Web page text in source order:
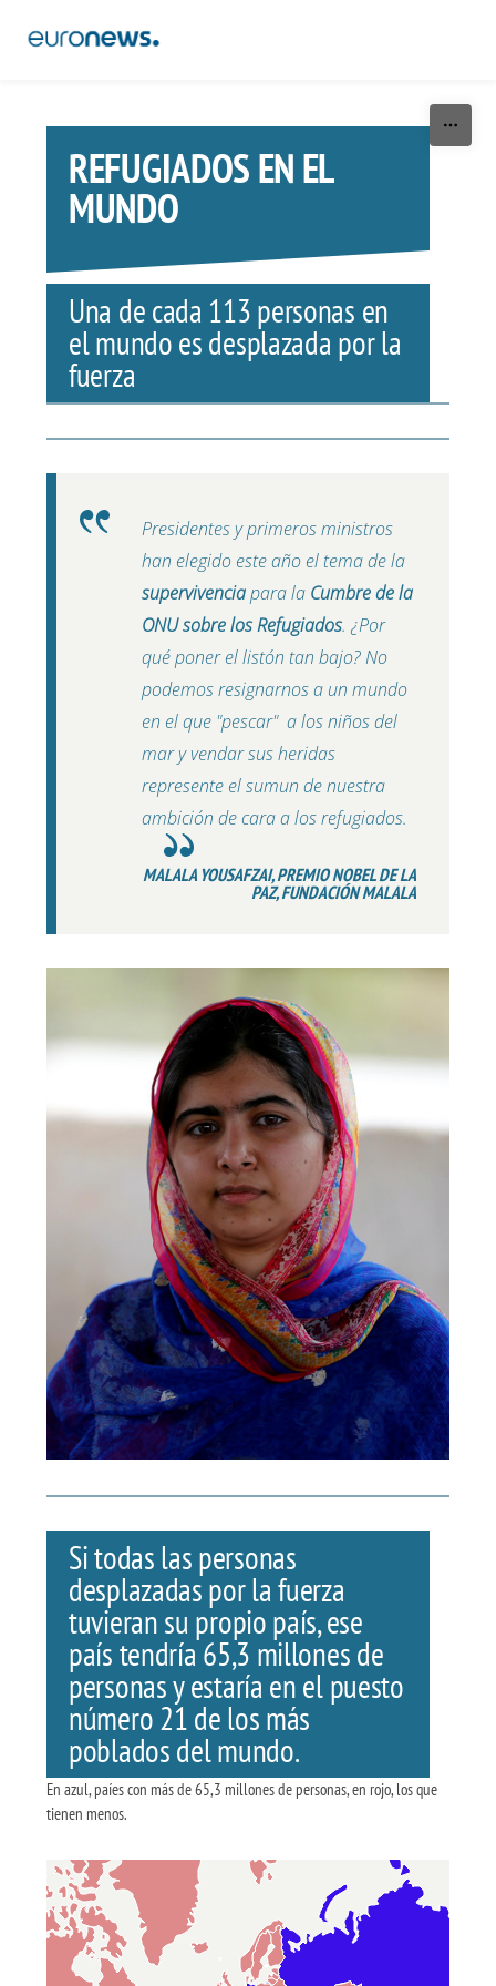
REFUGIADOS EN EL
MUNDO
Una de cada 113 personas en
el mundo esdesplazada por la
fuerza
Presidentes yprimeros ministros
han elegido este año el tema de la
supervivenciapara la Cumbre de la
ONU sobre los Refugiados. ¿Por
qué poner el listón tan bajo? No
podemos resignarnos a un mundo
en el que "pescar" a los niños del
mar y vendar sus heridas
represente el sumun de nuestra
ambición de cara a los refugiados.
MALALA YOUSAFZAI, PREMIO NOBEL DE LA
PAZ, FUNDACIÓN MALALA
Si todas las personas
desplazadas por la fuerza
tuvieran su propio país,ese
paístendría65,3 millones de
personas yestaría en el puesto
número21 delos más
poblados del mundo.
En azul, paíes con más de 65,3 millones de personas, en rojo, los que
tienen menos.